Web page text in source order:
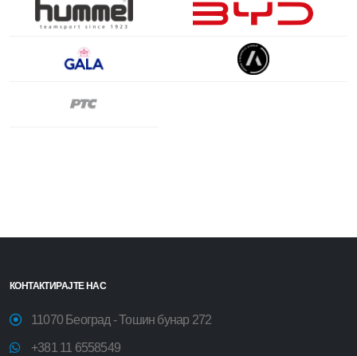
КОНТАКТИРАЈТЕ НАС
11070 Београд - Тошин бунар 272
+381 11 6558549